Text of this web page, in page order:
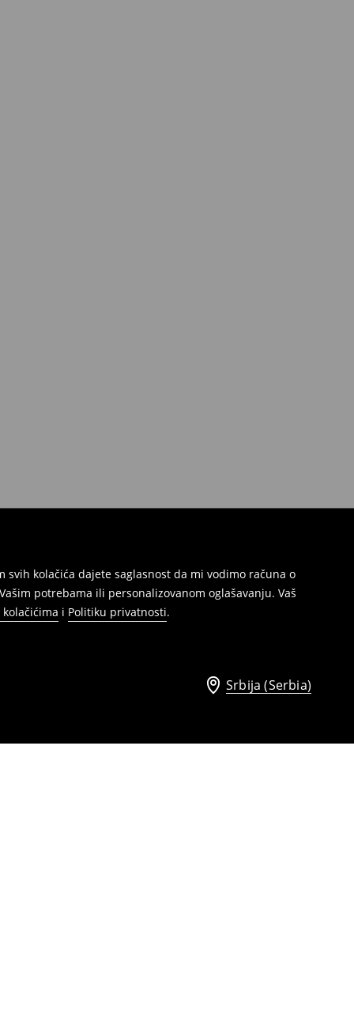
kolačića dajete saglasnost da mi vodimo računa o
potrebama ili personalizovanom oglašavanju. Vaš
i Politiku privatnosti.
Srbija (Serbia)